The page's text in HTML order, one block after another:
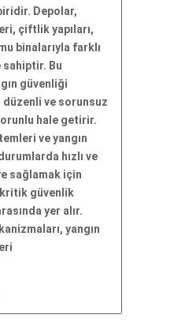
Depolar,
çiftlik yapıları,
binalarıyla farklı
sahiptir. Bu
güvenliği
ve sorunsuz
hale getirir.
ve yangın
hızlı ve
sağlamak için
kritik güvenlik
yer alır.
yangın